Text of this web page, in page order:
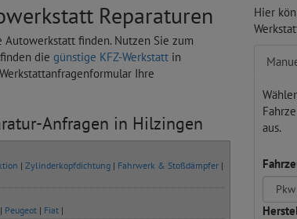
Reparaturen
finden. Nutzen Sie zum
die günstige KFZ-Werkstattin
Ihre
Anfragen in Hilzingen
| Zylinderkopfdichtung| Fahrwerk & Stoßdämpfer|
Peugeot| Fiat|
Hier
aus.